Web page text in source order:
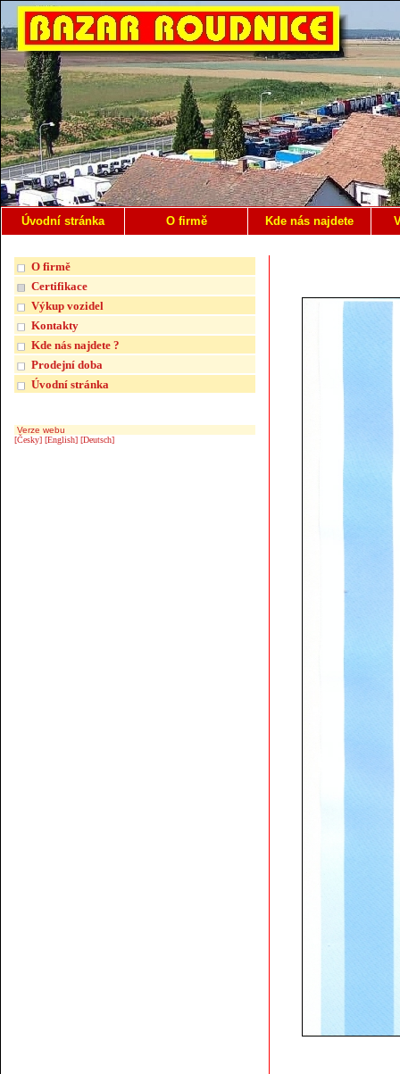
Úvodní stránka O firmě Kde nás najdete
O firmě
Certifikace
Výkup vozidel
Kontakty
Kde nás najdete ?
Prodejní doba
Úvodní stránka
Verze webu
[Česky] [English] [Deutsch]